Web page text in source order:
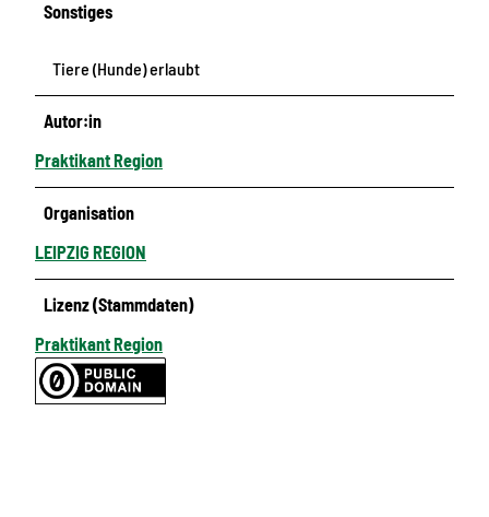
Sonstiges
Tiere (Hunde) erlaubt
Autor:in
Praktikant Region
Organisation
LEIPZIG REGION
Lizenz (Stammdaten)
Praktikant Region